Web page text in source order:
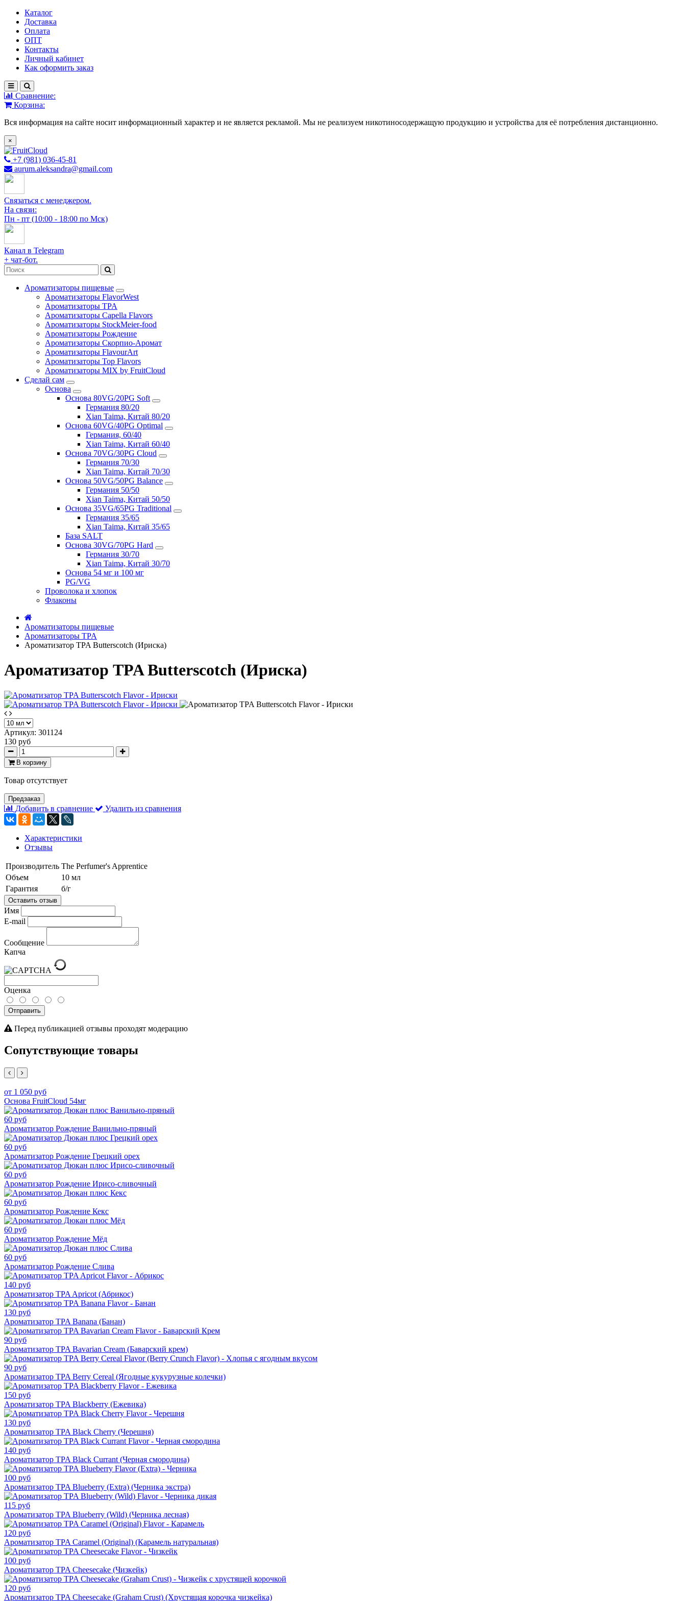
Каталог
Доставка
Оплата
ОПТ
Контакты
Личный кабинет
Как оформить заказ
Сравнение:
Корзина:
Вся информация на сайте носит информационный характер и не является рекламой. Мы не реализуем никотиносодержащую продукцию и устройства для её потребления дистанционно.
×
+7 (981) 036-45-81
aurum.aleksandra@gmail.com
Связаться с менеджером.
На связи:
Пн - пт (10:00 - 18:00 по Мск)
Канал в Telegram
+ чат-бот.
Ароматизаторы пищевые
Ароматизаторы FlavorWest
Ароматизаторы TPA
Ароматизаторы Capella Flavors
Ароматизаторы StockMeier-food
Ароматизаторы Рождение
Ароматизаторы Скорпио-Аромат
Ароматизаторы FlavourArt
Ароматизаторы Top Flavors
Ароматизаторы MIX by FruitCloud
Сделай сам
Основа
Основа 80VG/20PG Soft
Германия 80/20
Xian Taima, Китай 80/20
Основа 60VG/40PG Optimal
Германия, 60/40
Xian Taima, Китай 60/40
Основа 70VG/30PG Cloud
Германия 70/30
Xian Taima, Китай 70/30
Основа 50VG/50PG Balance
Германия 50/50
Xian Taima, Китай 50/50
Основа 35VG/65PG Traditional
Германия 35/65
Xian Taima, Китай 35/65
База SALT
Основа 30VG/70PG Hard
Германия 30/70
Xian Taima, Китай 30/70
Основа 54 мг и 100 мг
PG/VG
Проволока и хлопок
Флаконы
Ароматизаторы пищевые
Ароматизаторы TPA
Ароматизатор TPA Butterscotch (Ириска)
Ароматизатор TPA Butterscotch (Ириска)
Артикул: 301124
130 руб
В корзину
Товар отсутствует
Предзаказ
Добавить в сравнение Удалить из сравнения
Характеристики
Отзывы
Производитель The Perfumer's Apprentice
Объем
10 мл
Гарантия
б/г
Оставить отзыв
Имя
E-mail
Сообщение
Капча
Оценка
Отправить
Перед публикацией отзывы проходят модерацию
Сопутствующие товары
от 1 050 руб
Основа FruitCloud 54мг
60 руб
Ароматизатор Рождение Ванильно-пряный
60 руб
Ароматизатор Рождение Грецкий орех
60 руб
Ароматизатор Рождение Ирисо-сливочный
60 руб
Ароматизатор Рождение Кекс
60 руб
Ароматизатор Рождение Мёд
60 руб
Ароматизатор Рождение Слива
140 руб
Ароматизатор TPA Apricot (Абрикос)
130 руб
Ароматизатор TPA Banana (Банан)
90 руб
Ароматизатор TPA Bavarian Cream (Баварский крем)
90 руб
Ароматизатор TPA Berry Cereal (Ягодные кукурузные колечки)
150 руб
Ароматизатор TPA Blackberry (Ежевика)
130 руб
Ароматизатор TPA Black Cherry (Черешня)
140 руб
Ароматизатор TPA Black Currant (Черная смородина)
100 руб
Ароматизатор TPA Blueberry (Extra) (Черника экстра)
115 руб
Ароматизатор TPA Blueberry (Wild) (Черника лесная)
120 руб
Ароматизатор TPA Caramel (Original) (Карамель натуральная)
100 руб
Ароматизатор TPA Cheesecake (Чизкейк)
120 руб
Ароматизатор TPA Cheesecake (Graham Crust) (Хрустящая корочка чизкейка)